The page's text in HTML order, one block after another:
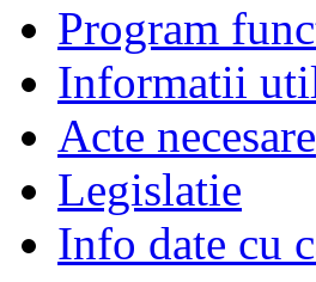
Program
Informatii
Acte necesare
Legislatie
Info date cu